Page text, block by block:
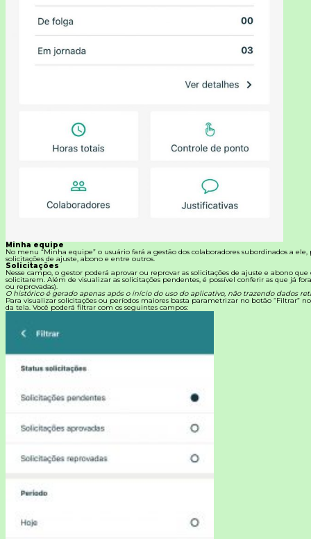
Minha equipe
No menu “Minha equipe” o usuário fará a gestão dos colaboradores subordinados a
solicitações de ajuste, abono e entre outros.
Solicitações
Nesse campo, o gestor poderá aprovar ou reprovar as solicitações de ajuste e abono que
solicitarem. Além de visualizar as solicitações pendentes, é possível conferir as que já
ou reprovadas).
O histórico é gerado apenas após o início do uso do aplicativo, não trazendo dados
Para visualizar solicitações ou períodos maiores basta parametrizar no botão “Filtrar”
da tela. Você poderá filtrar com os seguintes campos: